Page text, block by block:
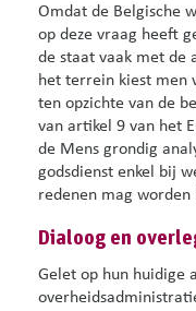
Omdat de Belgische
op deze vraag heeft
de staat vaak met de
het terrein kiest men
ten opzichte van de
van artikel 9 van het
de Mens grondig
godsdienst enkel bij
redenen mag worden
Dialoog en
Gelet op hun huidige